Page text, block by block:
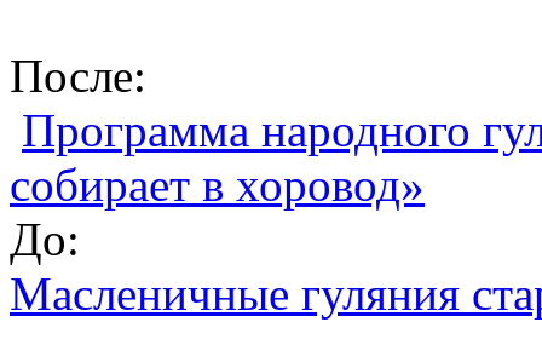
После:
Программа народного
собирает в хоровод»
До:
Масленичные гуляния